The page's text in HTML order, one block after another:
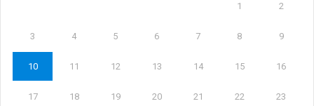
1 2
3 4 5 6 7 8 9
10 11 12 13 14 15 16
17 18 19 20 21 22 23